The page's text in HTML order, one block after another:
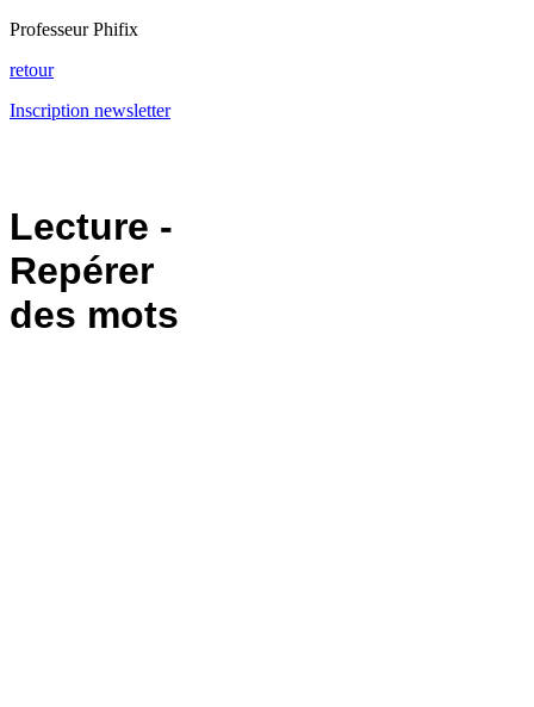
Professeur Phifix
retour
Inscription newsletter
Lecture -
Repérer
des mots